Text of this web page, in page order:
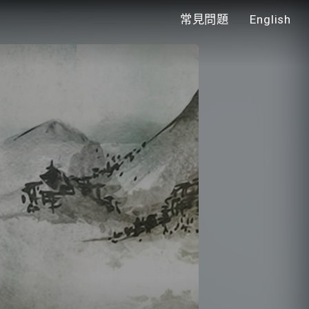
常見問題 English